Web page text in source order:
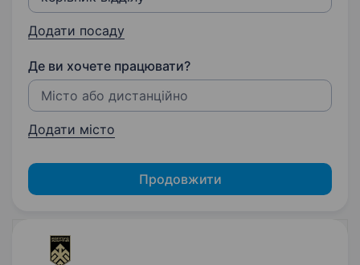
Додати посаду
Де ви хочете працювати?
Додати місто
Продовжити